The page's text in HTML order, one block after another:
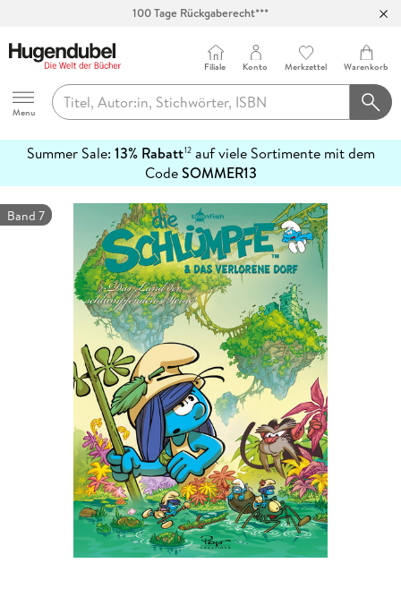
100 Tage Rückgaberecht***
Hugendubel
Menu
Filiale Konto Merkzettel Warenkorb
Summer Sale: 13% Rabatt12auf viele Sortimente mit dem
CodeSOMMER13
erfahren
Band 7